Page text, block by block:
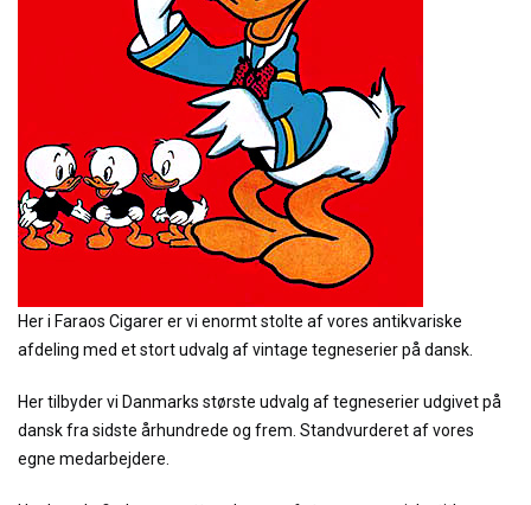
Her i Faraos Cigarer er vi enormt stolte af vores antikvariske
afdeling med et stort udvalg af vintage tegneserier på dansk.
Her tilbyder vi Danmarks største udvalg af tegneserier udgivet på
dansk fra sidste århundrede og frem. Standvurderet af vores
egne medarbejdere.